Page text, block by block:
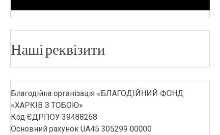
Наші реквізити
Благодійна організація «БЛАГОДІЙНИЙ ФОНД
«ХАРКІВ З ТОБОЮ»
Код ЄДРПОУ 39488268
Основний рахунок UA45 305299 00000